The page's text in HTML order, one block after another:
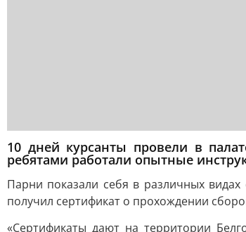
10 дней курсанты провели в
ребятами работали опытные
Парни показали себя в различных
получил сертификат о прохождении
«Сертификаты дают на территории